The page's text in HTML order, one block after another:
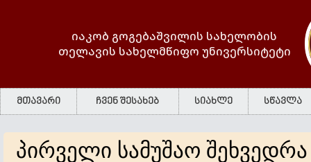
იაკობ გოგებაშვილის სახელობის
თელავის სახელმწიფო უნივერსიტეტი
მთავარი ჩვენ შესახებ სიახლე სწავლა
პირველი სამუშაო შეხვედრა